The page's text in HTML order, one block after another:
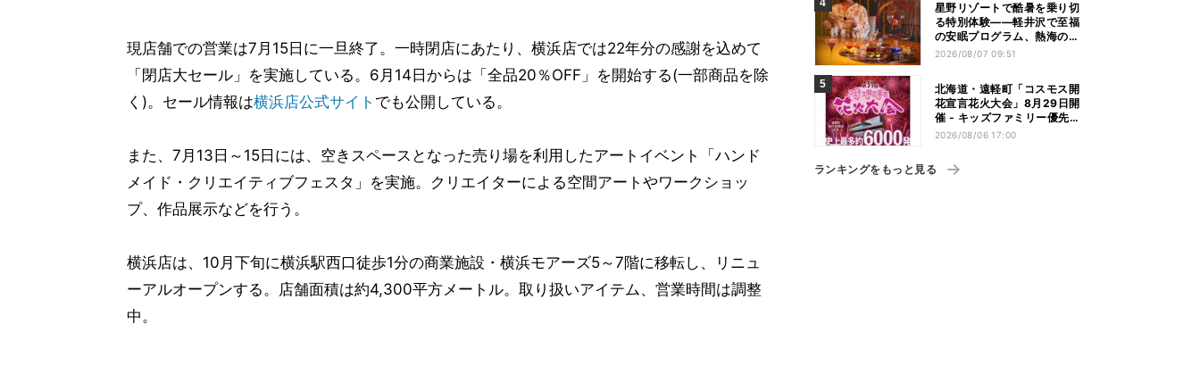
現店舗での営業は7月15日に一旦終了。一時閉店にあたり、横浜店では22年分の感謝を込めて
「閉店大セール」を実施している。6月14日からは「全品20％OFF」を開始する(一部商品を除
く)。セール情報は横浜店公式サイト でも公開している。
また、7月13日～15日には、空きスペースとなった売り場を利用したアートイベント「ハンド
メイド・クリエイティブフェスタ」を実施。クリエイターによる空間アートやワークショッ
プ、作品展示などを行う。
横浜店は、10月下旬に横浜駅西口徒歩1分の商業施設・横浜モアーズ5～7階に移転し、リニュ
ーアルオープンする。店舗面積は約4,300平方メートル。取り扱いアイテム、営業時間は調整
中。
星野リゾートで酷暑を乗り切
る特別体験——軽井沢で至福
の安眠プログラム、熱海の花
火や北海道トマムのとうきび
2026/08/07 09:51
北海道・遠軽町「コスモス開
花宣言花火大会」8月29日開
催 - キッズファミリー優先観
覧エリアも新設
2026/08/06 17:00
ランキングをもっと見る